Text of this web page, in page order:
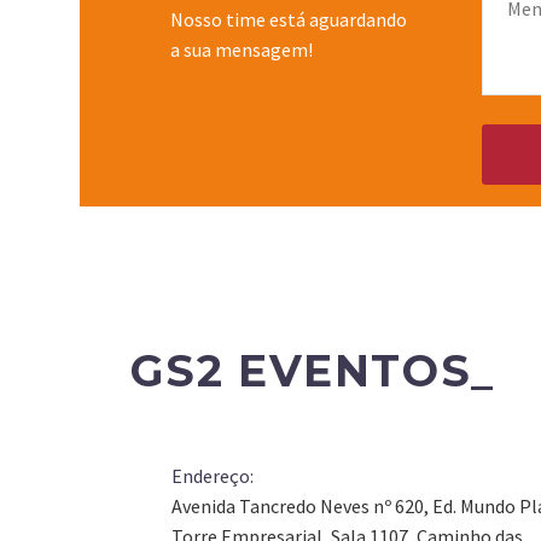
Nosso time está aguardando
a sua mensagem!
GS2 EVENTOS_
Endereço:
Avenida Tancredo Neves nº 620, Ed. Mundo